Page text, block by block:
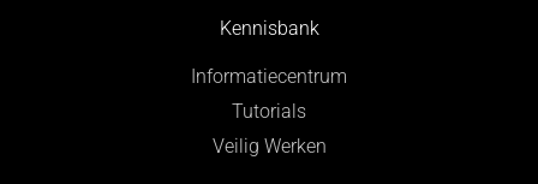
Kennisbank
Informatiecentrum
Tutorials
Veilig Werken